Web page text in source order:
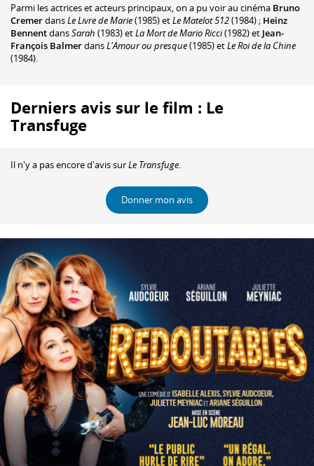
Parmi les actrices et acteurs principaux, on a pu voir au cinéma Bruno
CremerdansLe Livre de Marie(1985) etLe Matelot 512(1984) ; Heinz
BennentdansSarah (1983) etLa Mort de Mario Ricci(1982) et Jean-
François BalmerdansL'Amour ou presque(1985) etLe Roi de la Chine
(1984).
Derniers avis sur le film : Le
Transfuge
Il n'y a pas encore d'avis surLe Transfuge.
Donner mon avis